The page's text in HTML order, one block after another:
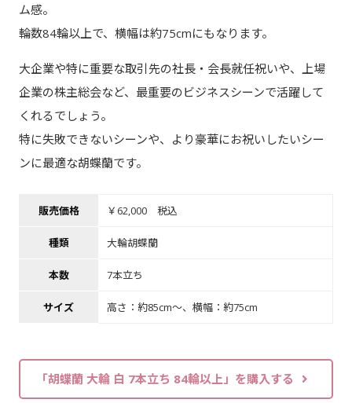
ム感。
輪数84輪以上で、横幅は約75cmにもなります。
大企業や特に重要な取引先の社長・会長就任祝いや、上場
企業の株主総会など、最重要のビジネスシーンで活躍して
くれるでしょう。
特に失敗できないシーンや、より豪華にお祝いしたいシー
ンに最適な胡蝶蘭です。
販売価格 ￥62,000 税込
種類 大輪胡蝶蘭
本数 7本立ち
サイズ 高さ：約85cm～、横幅：約75cm
「胡蝶蘭 大輪 白 7本立ち 84輪以上」を購入する